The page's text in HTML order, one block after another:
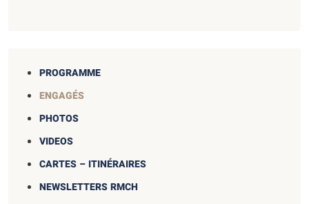
PROGRAMME
ENGAGÉS
PHOTOS
VIDEOS
CARTES – ITINÉRAIRES
NEWSLETTERS RMCH